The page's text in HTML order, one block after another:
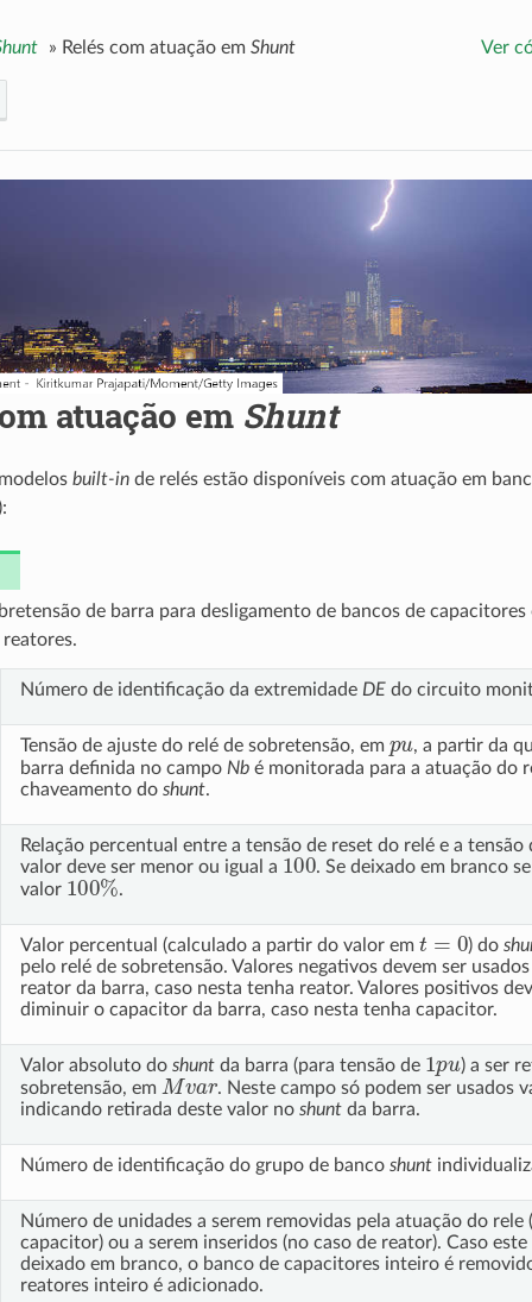
» Relés com atuação em Shunt Ver
atuação em Shunt
built-inde relés estão disponíveis com atuação em
de barra para desligamento de bancos de
Número de identificação da extremidade DEdo circuito
Tensão de ajuste do relé de sobretensão, em
, a partir da
barra definida no campo Nbé monitorada para a atuação do
chaveamento do shunt.
Relação percentual entre a tensão de reset do relé e a tensão
valor deve ser menor ou igual a 100. Se deixado em branco
valor 100%.
Valor percentual (calculado a partir do valor em t ) do
pelo relé de sobretensão. Valores negativos devem ser
reator da barra, caso nesta tenha reator. Valores positivos
diminuir o capacitor da barra, caso nesta tenha capacitor.
Valor absoluto do shuntda barra (para tensão de 1 u) a ser
sobretensão, em Mvar . Neste campo só podem ser usados
indicando retirada deste valor no shuntda barra.
Número de identificação do grupo de banco shunt
Número de unidades a serem removidas pela atuação do rele
capacitor) ou a serem inseridos (no caso de reator). Caso este
deixado em branco, o banco de capacitores inteiro é
reatores inteiro é adicionado.